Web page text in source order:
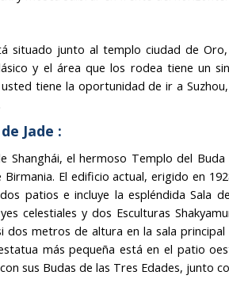
situado junto al templo ciudad de
y el área que los rodea tiene un
tiene la oportunidad de ir a
Jade :
Shanghái, el hermoso Templo del
El edificio actual, erigido en
patios e incluye la espléndida Sala
celestiales y dos Esculturas
dos metros de altura en la sala
más pequeña está en el patio
sus Budas de las Tres Edades, junto